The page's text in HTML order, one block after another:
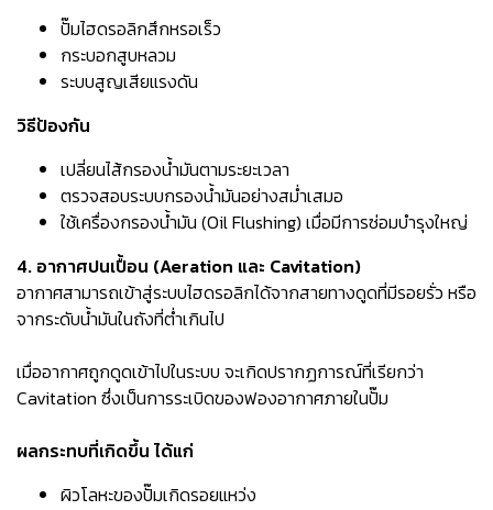
ปั๊มไฮดรอลิกสึกหรอเร็ว
กระบอกสูบหลวม
ระบบสูญเสียแรงดัน
วิธีป้องกัน
เปลี่ยนไส้กรองน้ำมันตามระยะเวลา
ตรวจสอบระบบกรองน้ำมันอย่างสม่ำเสมอ
ใช้เครื่องกรองน้ำมัน (Oil Flushing) เมื่อมีการซ่อมบำรุงใหญ่
4. อากาศปนเปื้อน (Aeration และ Cavitation)
อากาศสามารถเข้าสู่ระบบไฮดรอลิกได้จากสายทางดูดที่มีรอยรั่ว หรือ
จากระดับน้ำมันในถังที่ต่ำเกินไป
เมื่ออากาศถูกดูดเข้าไปในระบบ จะเกิดปรากฏการณ์ที่เรียกว่า
Cavitation ซึ่งเป็นการระเบิดของฟองอากาศภายในปั๊ม
ผลกระทบที่เกิดขึ้น ได้แก่
ผิวโลหะของปั๊มเกิดรอยแหว่ง